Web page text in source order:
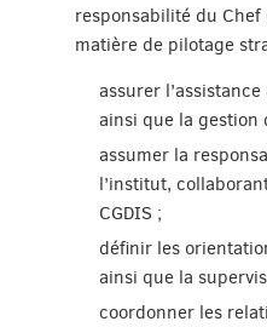
responsabilité du Chef
matière de pilotage
assurer
ainsi que la gestion
assumer la
l’institut,
CGDIS ;
définir les
ainsi que la
coordonner les